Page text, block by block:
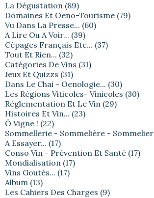
La Dégustation (89)
Domaines Et Oeno-Tourisme (79)
Vu Dans La Presse... (60)
A Lire Ou A Voir... (39)
Cépages Français Etc... (37)
Tout Et Rien... (32)
Catégories De Vins (31)
Jeux Et Quizzs (31)
Dans Le Chai - Oenologie... (30)
Les Régions Viticoles- Vinicoles (30)
Règlementation Et Le Vin (29)
Histoires Et Vin... (23)
Ô Vigne ! (22)
Sommellerie - Sommelière - Sommelier
A Essayer... (17)
Conso Vin - Prévention Et Santé (17)
Mondialisation (17)
Vins Goutés... (17)
Album (13)
Les Cahiers Des Charges (9)